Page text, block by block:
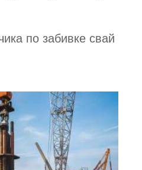
по забивке свай